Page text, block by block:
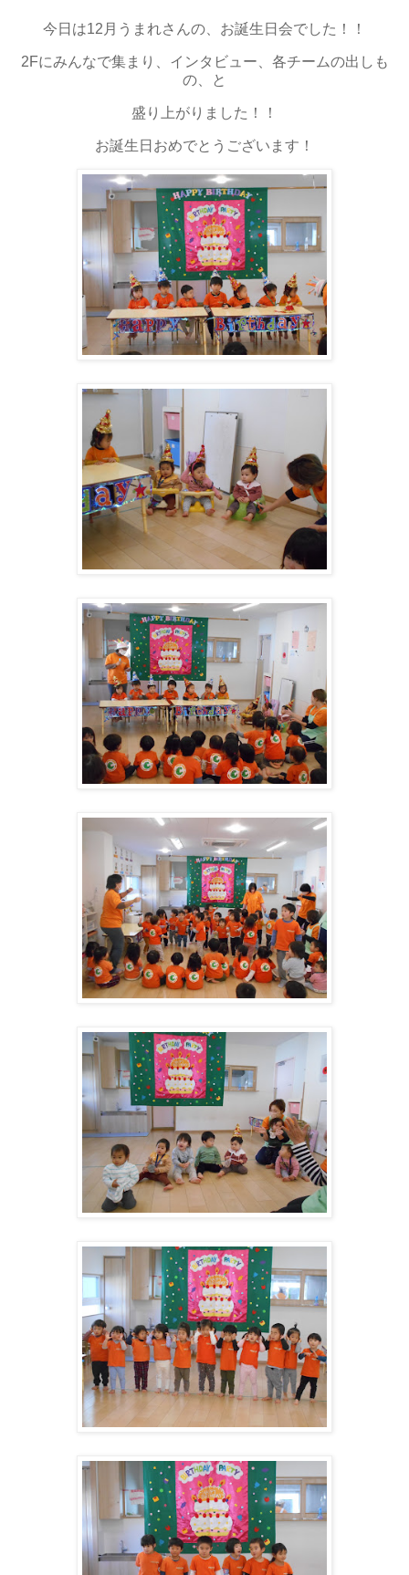
今日は12月うまれさんの、お誕生日会でした！！
2Fにみんなで集まり、インタビュー、各チームの出しも
の、と
盛り上がりました！！
お誕生日おめでとうございます！